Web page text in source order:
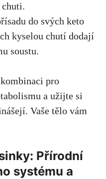
chuti.
do svých keto
kyselou chutí dodají
soustu.
pro
a užijte si
Vaše tělo vám
Přírodní
systému a